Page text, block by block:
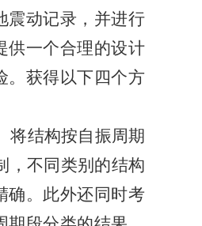
震动记录，并进行
供一个合理的设计
。获得以下四个方
将结构按自振周期
，不同类别的结构
确。此外还同时考